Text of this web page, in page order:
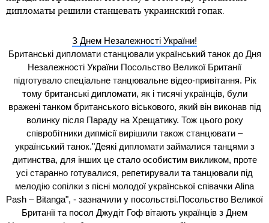
дипломаты решили станцевать украинский гопак.
З Днем Незалежності України!
Британські дипломати станцювали український танок до Дня
Незалежності України Посольство Великої Британії
підготувало спеціальне танцювальне відео-привітання. Рік
тому британські дипломати, як і тисячі українців, були
вражені танком британського віськового, який він виконав під
волинку після Параду на Хрещатику. Тож цього року
співробітники дипмісії вирішили також станцювати –
український танок."Деякі дипломати займалися танцями з
дитинства, для інших це стало особистим викликом, проте
усі старанно готувалися, репетирували та танцювали під
мелодію сопілки з пісні молодої української співачки Alina
Pash – Bitanga", - зазначили у посольстві.Посольство Великої
Британії та посол Джудіт Гоф вітають українців з Днем